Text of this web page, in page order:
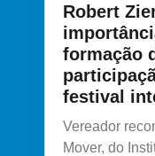
Robert
formação
festival
Vereador
Mover, do